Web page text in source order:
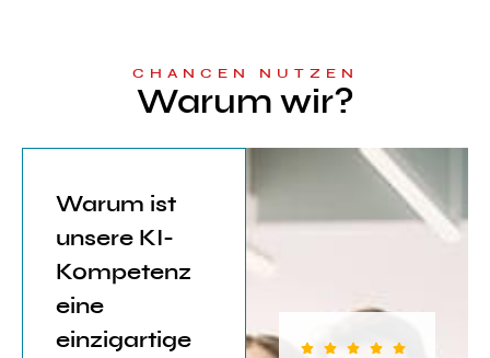
CHANCEN NUTZEN
Warum wir?
Warum ist
unsere KI-
Kompetenz
eine
einzigartige